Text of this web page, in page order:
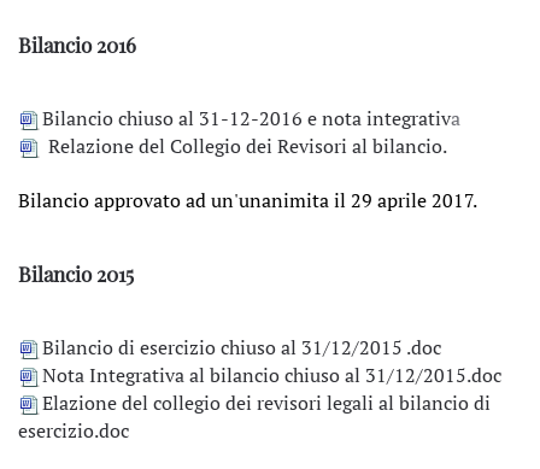
Bilancio 2016
Bilancio chiuso al 31-12-2016 e nota integrativa
Relazione del Collegio dei Revisori al bilancio.
Bilancio approvato ad un'unanimita il 29 aprile 2017.
Bilancio 2015
Bilancio di esercizio chiuso al 31/12/2015 .doc
Nota Integrativa al bilancio chiuso al 31/12/2015.doc
Elazione del collegio dei revisori legali al bilancio di
esercizio.doc